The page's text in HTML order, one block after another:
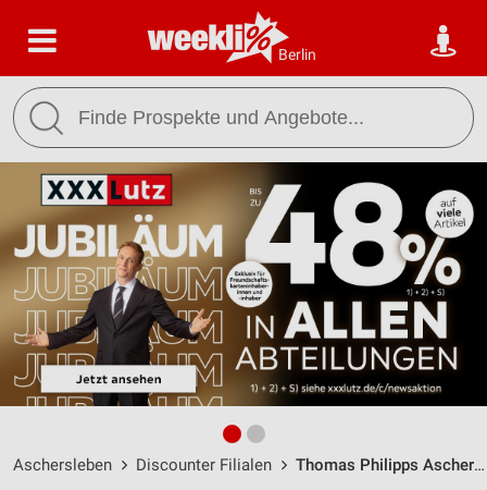
Berlin
Aschersleben Discounter Filialen Thomas Philipps Aschersleben / Froser Str. 46 - Öffnungszeiten & Adresse